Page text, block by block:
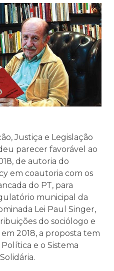
Justiça e Legislação
parecer favorável ao
de autoria do
em coautoria com os
do PT, para
municipal da
Lei Paul Singer,
do sociólogo e
2018, a proposta tem
e o Sistema